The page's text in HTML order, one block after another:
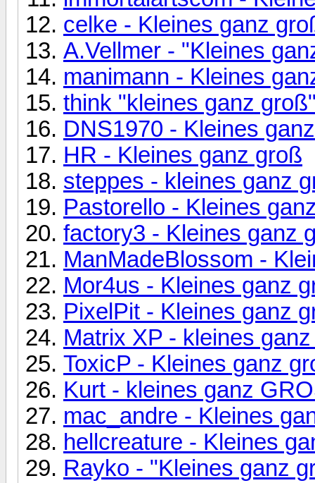
celke - Kleines ganz
A.Vellmer - "Kleines
manimann - Kleines
think "kleines ganz
DNS1970 - Kleines
HR - Kleines ganz groß
steppes - kleines ganz
Pastorello - Kleines
factory3 - Kleines ganz
ManMadeBlossom -
Mor4us - Kleines ganz
PixelPit - Kleines ganz
Matrix XP - kleines
ToxicP - Kleines ganz
Kurt - kleines ganz
mac_andre - Kleines
hellcreature - Kleines
Rayko - "Kleines ganz